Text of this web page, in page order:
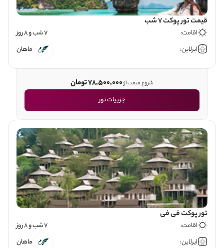
قیمت تور پوکت 7 شب
اقامت:
7 شب و 8 روز
ایرلاین:
ماهان
شروع قیمت از:78,500,000 تومان
جزییات تور
تور پوکت فی فی
اقامت:
7 شب و 8 روز
ایرلاین:
ماهان